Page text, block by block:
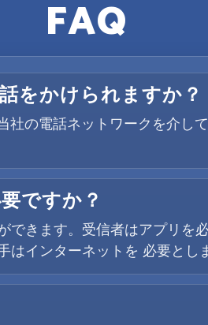
FAQ
をかけられますか？
の電話ネットワークを介し
ですか？
きます。受信者はアプリを
インターネットを 必要とし